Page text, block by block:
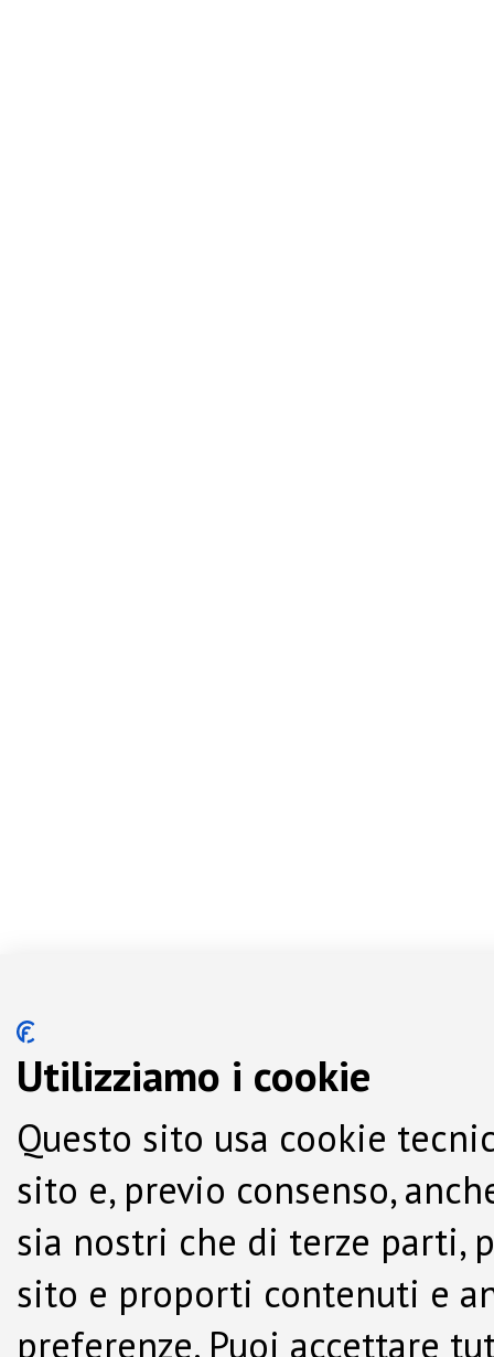
Utilizziamo i cookie
Questo sito usa cookie
sito e, previo consenso,
sia nostri che di terze parti,
sito e proporti contenuti e
preferenze. Puoi accettare